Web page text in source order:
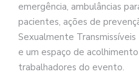
emergência, ambulâncias
pacientes, ações de
Sexualmente Transmissíveis
e um espaço de
trabalhadores do evento.